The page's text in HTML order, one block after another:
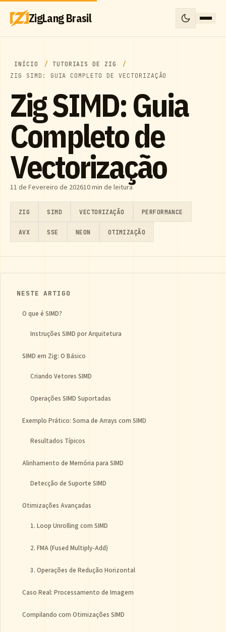
ZigLang Brasil
INÍCIO
TUTORIAIS DE ZIG
ZIG SIMD: GUIA COMPLETO DE VECTORIZAÇÃO
Zig SIMD: Guia
Completo de
Vectorização
11 de Fevereiro de 202610 min de leitura
ZIG SIMD VECTORIZAÇÃO PERFORMANCE
AVX SSE NEON OTIMIZAÇÃO
NESTE ARTIGO
O que é SIMD?
Instruções SIMD por Arquitetura
SIMD em Zig: O Básico
Criando Vetores SIMD
Operações SIMD Suportadas
Exemplo Prático: Soma de Arrays com SIMD
Resultados Típicos
Alinhamento de Memória para SIMD
Detecção de Suporte SIMD
Otimizações Avançadas
1. Loop Unrolling com SIMD
2. FMA (Fused Multiply-Add)
3. Operações de Redução Horizontal
Caso Real: Processamento de Imagem
Compilando com Otimizações SIMD